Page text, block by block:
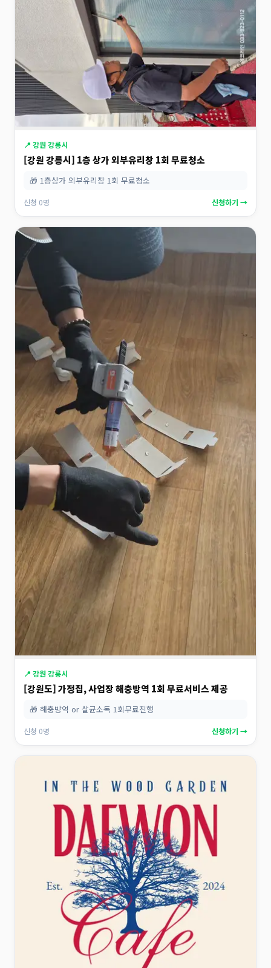
📍 강원 강릉시
[강원 강릉시] 1층 상가 외부유리창 1회 무료청소
🎁 1층상가 외부유리창 1회 무료청소
신청 0명 신청하기 →
📍 강원 강릉시
[강원도] 가정집, 사업장 해충방역 1회 무료서비스 제공
🎁 해충방역 or 살균소독 1회무료진행
신청 0명 신청하기 →